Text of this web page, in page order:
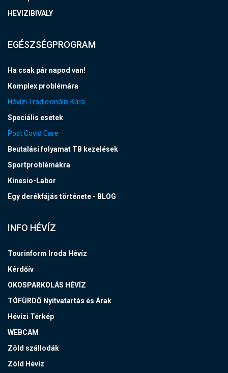
HEVIZIBIVALY
EGÉSZSÉGPROGRAM
Ha csak pár napod van!
Komplex problémára
Hévízi Tradicionális Kúra
Speciális esetek
Post Covid Care
Beutalási folyamat TB kezelések
Sportproblémákra
Kinesio-Labor
Egy derékfájás története - BLOG
INFO HÉVÍZ
Tourinform Iroda Hévíz
Kérdőív
OKOSPARKOLÁS HÉVÍZ
TÓFÜRDŐ Nyitvatartás és Árak
Hévízi Térkép
WEBCAM
Zöld szállodák
Zöld Hévíz